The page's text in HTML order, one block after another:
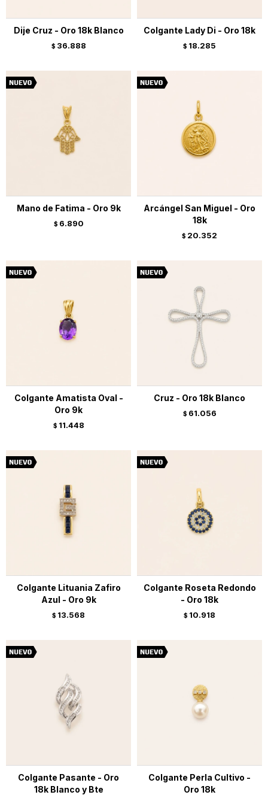
Dije Cruz - Oro 18k Blanco
$ 36.888
Colgante Lady Di - Oro 18k
$ 18.285
Mano de Fatima - Oro 9k
$ 6.890
Arcángel San Miguel - Oro
18k
$ 20.352
Colgante Amatista Oval -
Oro 9k
$ 11.448
Cruz - Oro 18k Blanco
$ 61.056
Colgante Lituania Zafiro
Azul - Oro 9k
$ 13.568
Colgante Roseta Redondo
- Oro 18k
$ 10.918
Colgante Pasante - Oro
18k Blanco y Bte
Colgante Perla Cultivo -
Oro 18k